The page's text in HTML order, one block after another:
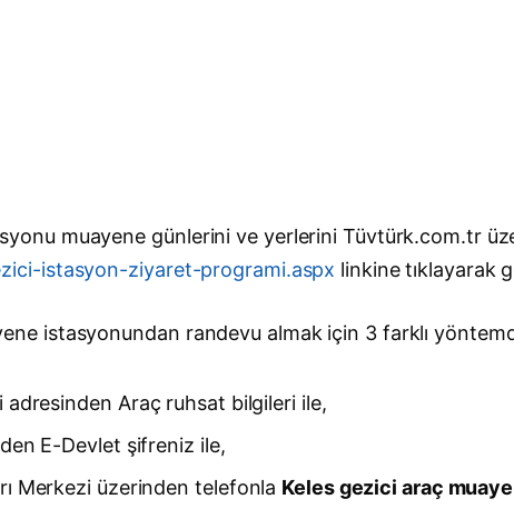
muayene günlerini ve yerlerini Tüvtürk.com.tr
istasyon-ziyaret-programi.aspx linkine tıklayarak
istasyonundan randevu almak için 3 farklı
adresinden Araç ruhsat bilgileri ile,
E-Devlet şifreniz ile,
Merkezi üzerinden telefonla Keles gezici araç